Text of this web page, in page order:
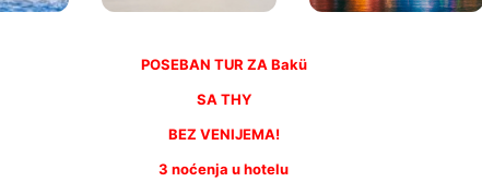
POSEBAN TUR ZA Bakü
SA THY
BEZ VENIJEMA!
3 noćenja u hotelu